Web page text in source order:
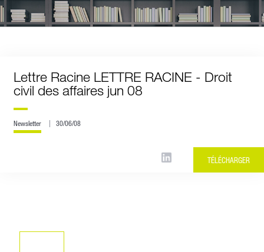
Lettre Racine LETTRE RACINE - Droit
civil des affaires jun 08
Newsletter 30/06/08
TÉLÉCHARGER